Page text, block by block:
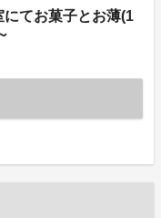
にてお菓子とお薄(1